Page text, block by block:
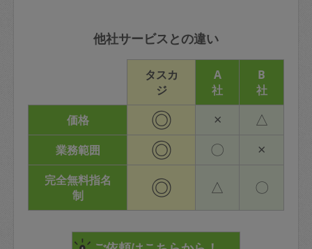
他社サービスとの違い
タスカ
ジ
A
社
B
社
価格
◎ × △
業務範囲 ◎ 〇 ×
完全無料指名
制
◎ △ 〇